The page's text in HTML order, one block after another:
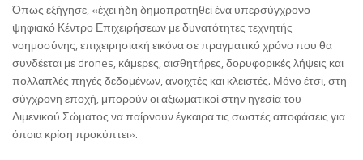
Όπως εξήγησε, «έχει ήδη δημοπρατηθεί ένα υπερσύγχρονο
ψηφιακό Κέντρο Επιχειρήσεων με δυνατότητες τεχνητής
νοημοσύνης, επιχειρησιακή εικόνα σε πραγματικό χρόνο που θα
συνδέεται με drones, κάμερες, αισθητήρες, δορυφορικές λήψεις και
πολλαπλές πηγές δεδομένων, ανοιχτές και κλειστές. Μόνο έτσι, στη
σύγχρονη εποχή, μπορούν οι αξιωματικοί στην ηγεσία του
Λιμενικού Σώματος να παίρνουν έγκαιρα τις σωστές αποφάσεις για
όποια κρίση προκύπτει».